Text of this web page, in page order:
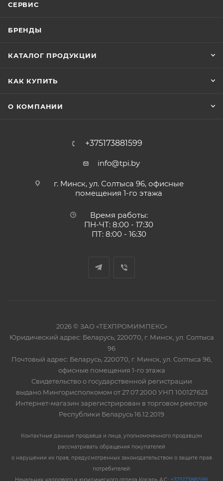
СЕРВИС
БРЕНДЫ
КАТАЛОГ ПРОДУКЦИИ
КАК КУПИТЬ
О КОМПАНИИ
+375173881599
info@tpi.by
г. Минск, ул. Солтыса 96, офисные
помещения 1-го этажа
Время работы:
ПН-ЧТ: 8:00 - 17:30
ПТ: 8:00 - 16:30
2026 © ЗАО «ТЕХПРОМИМПЕКС»
Юридический адрес: Беларусь, 220070, г. Минск, ул. Солтыса
96
Почтовый адрес: Беларусь, 220070, г. Минск, ул. Солтыса 96,
офисные помещения 1-го этажа
Свидетельство о государственной регистрации
выдано Мингорисполкомом от 27.07.2000 УНП 100127623
Интернет-магазин зарегистрирован в торговом реестре
Республики Беларусь 16.12.2019
Контактные данные продавца и лица, уполномоченного продавцом
рассматривать обращения покупателей
о нарушении их прав, предусмотренных законодательством о защите прав
потребителей: